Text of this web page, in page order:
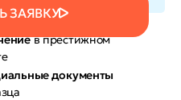
ЗАЯВКУ
в престижном
документы